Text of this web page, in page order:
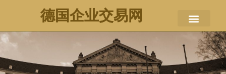
德国企业交易网